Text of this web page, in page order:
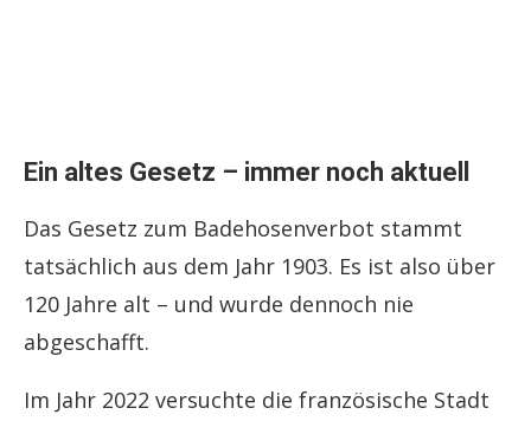
Ein altes Gesetz – immer noch aktuell
Das Gesetz zum Badehosenverbot stammt
tatsächlich aus dem Jahr 1903. Es ist also über
120 Jahre alt – und wurde dennoch nie
abgeschafft.
Im Jahr 2022 versuchte die französische Stadt